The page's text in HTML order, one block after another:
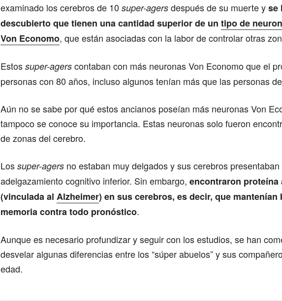
examinado los cerebros de 10 super-agers después de su muerte yse
descubierto que tienen una cantidad superior de un tipo de
Von Economo, que están asociadas con la labor de controlar otras
Estos super-agers contaban con más neuronas Von Economo que el
personas con 80 años, incluso algunos tenían más que las personas
Aún no se sabe por qué estos ancianos poseían más neuronas Von
tampoco se conoce su importancia. Estas neuronas solo fueron
de zonas del cerebro.
Los super-agers no estaban muy delgados y sus cerebros presentaban
adelgazamiento cognitivo inferior. Sin embargo, encontraron proteína
(vinculada al Alzheimer) en sus cerebros, es decir, que mantenían
memoria contra todo pronóstico.
Aunque es necesario profundizar y seguir con los estudios, se han
desvelar algunas diferencias entre los “súper abuelos” y sus
edad.